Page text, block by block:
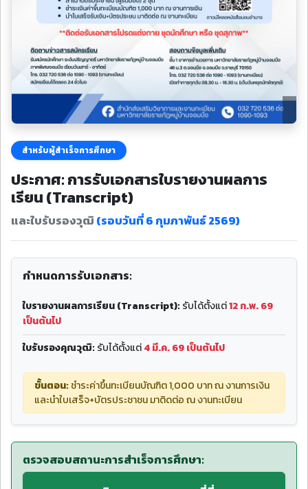
สำหรับผู้สำเร็จการศึกษา
ประกาศ: การรับเอกสารใบรายงานผลการ
เรียน (Transcript)
และใบรับรองวุฒิ (รอบวันที่ 6 กุมภาพันธ์ 2569)
กำหนดการรับเอกสาร:
ใบรายงานผลการเรียน (Transcript): รับได้ตั้งแต่12 ก.พ. 69
เป็นต้นไป
ใบรับรองคุณวุฒิ: รับได้ตั้งแต่4 มี.ค. 69 เป็นต้นไป
ขั้นตอน: ชำระค่าขึ้นทะเบียนบัณฑิต 1,000 บาท ณ งานการเงิน
และนำใบเสร็จ+บัตรประชาชน มาติดต่อ ณ งานทะเบียน
ตรวจสอบสถานะการสำเร็จการศึกษา: